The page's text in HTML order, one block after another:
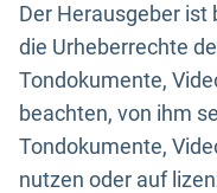
Der Herausgeber ist
die Urheberrechte
Tondokumente,
beachten, von ihm
Tondokumente,
nutzen oder auf